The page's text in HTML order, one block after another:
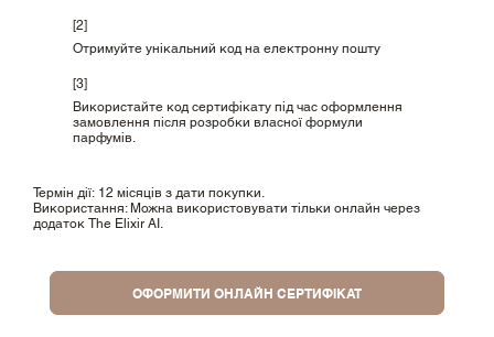
[2]
Отримуйте унікальний код на електронну пошту
[3]
Використайте код сертифікату під час оформлення
замовлення після розробки власної формули
парфумів.
Термін дії: 12 місяців з дати покупки.
Використання: Можна використовувати тільки онлайн через
додаток The Elixir AI.
ОФОРМИТИ ОНЛАЙН СЕРТИФІКАТ